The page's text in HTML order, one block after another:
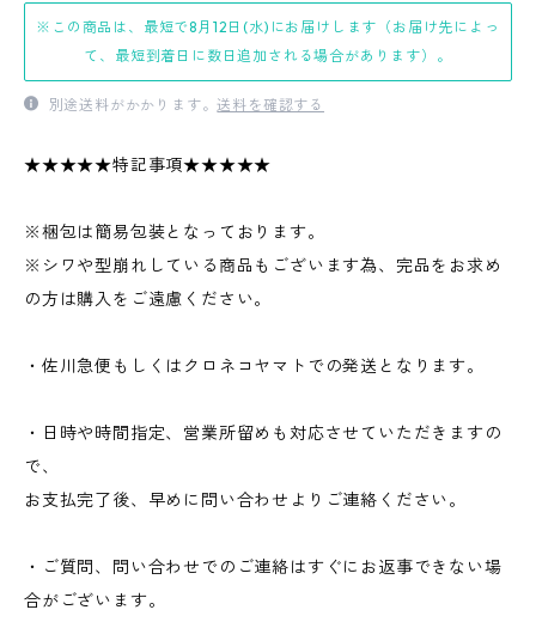
※この商品は、最短で8月12日(水)にお届けします（お届け先によっ
て、最短到着日に数日追加される場合があります）。
別途送料がかかります。送料を確認する
★★★★★特記事項★★★★★
※梱包は簡易包装となっております。
※シワや型崩れしている商品もございます為、完品をお求め
の方は購入をご遠慮ください。
・佐川急便もしくはクロネコヤマトでの発送となります。
・日時や時間指定、営業所留めも対応させていただきますの
で、
お支払完了後、早めに問い合わせよりご連絡ください。
・ご質問、問い合わせでのご連絡はすぐにお返事できない場
合がございます。